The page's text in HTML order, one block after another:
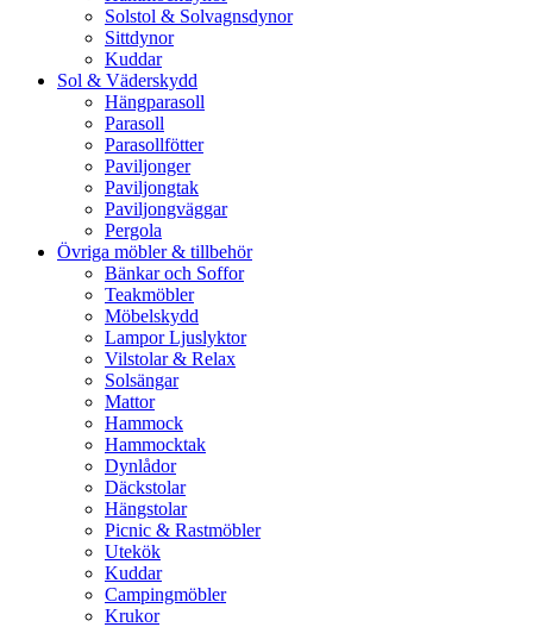
Solstol & Solvagnsdynor
Sittdynor
Kuddar
Sol & Väderskydd
Hängparasoll
Parasoll
Parasollfötter
Paviljonger
Paviljongtak
Paviljongväggar
Pergola
Övriga möbler & tillbehör
Bänkar och Soffor
Teakmöbler
Möbelskydd
Lampor Ljuslyktor
Vilstolar & Relax
Solsängar
Mattor
Hammock
Hammocktak
Dynlådor
Däckstolar
Hängstolar
Picnic & Rastmöbler
Utekök
Kuddar
Campingmöbler
Krukor